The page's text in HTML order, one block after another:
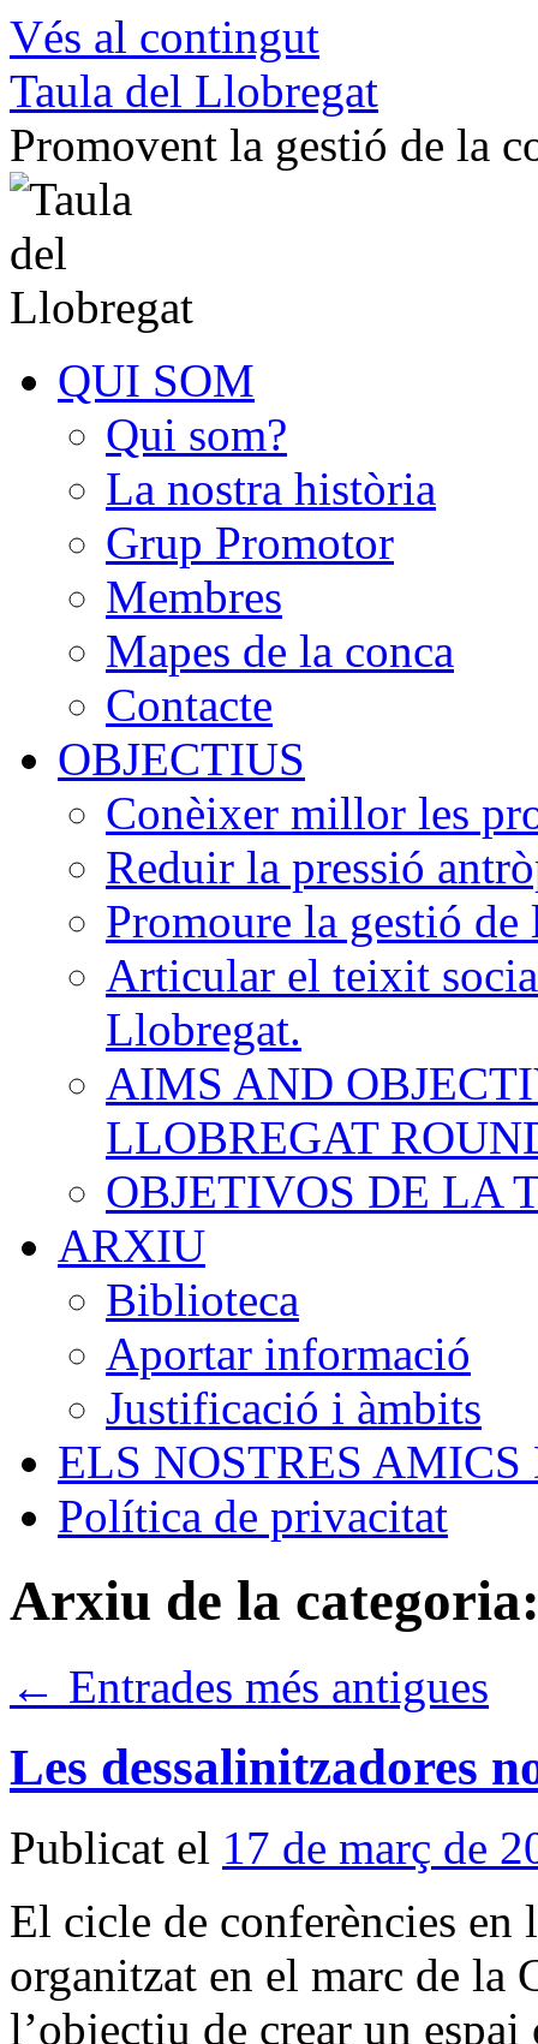
Vés al contingut
Taula del Llobregat
Promovent la gestió de la
QUI SOM
Qui som?
La nostra història
Grup Promotor
Membres
Mapes de la conca
Contacte
OBJECTIUS
Conèixer millor les
Reduir la pressió
Promoure la gestió
Articular el teixit
Llobregat.
AIMS AND
LLOBREGAT
OBJETIVOS DE LA
ARXIU
Biblioteca
Aportar informació
Justificació i àmbits
ELS NOSTRES
Política de privacitat
Arxiu de la
← Entrades més antigues
Les dessalinitzadores
Publicat el 17 de març de
El cicle de conferències en
organitzat en el marc de la
l’objectiu de crear un